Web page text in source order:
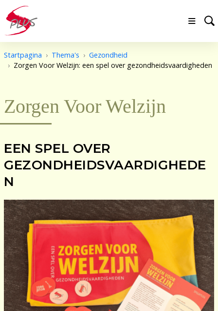
Startpagina Thema's
Gezondheid
Zorgen Voor Welzijn: een spel over gezondheidsvaardigheden
Zorgen Voor Welzijn
EEN SPEL OVER
GEZONDHEIDSVAARDIGHEDE
N